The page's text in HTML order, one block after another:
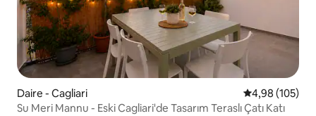
Daire - Cagliari 5 üzerinden
4,98 (105)
Su Meri Mannu - Eski Cagliari'de Tasarım Teraslı Çatı Katı